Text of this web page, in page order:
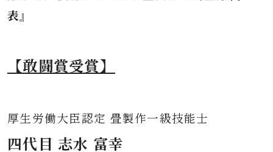
表』
【敢闘賞受賞】
厚生労働大臣認定 畳製作一級技能士
四代目 志水 富幸